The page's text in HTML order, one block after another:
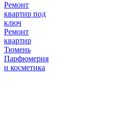
Ремонт
квартир под
ключ
Ремонт
квартир
Тюмень
Парфюмерия
и косметика